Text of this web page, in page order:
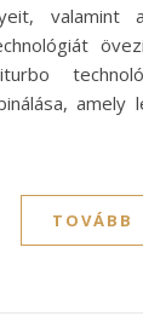
valamint
TOVÁBB